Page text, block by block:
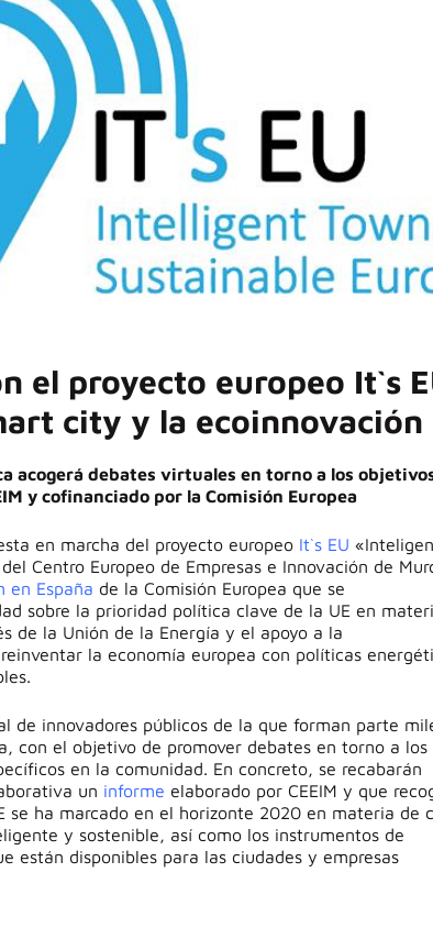
el proyecto europeo It`s
city y la ecoinnovación
acogerá debates virtuales en torno a los
y cofinanciado por la Comisión Europea
en marcha del proyecto europeo It`s EU
Centro Europeo de Empresas e Innovación de
en España de la Comisión Europea que se
sobre la prioridad política clave de la UE en
de la Unión de la Energía y el apoyo a la
la economía europea con políticas
de innovadores públicos de la que forman parte
con el objetivo de promover debates en torno a los
en la comunidad. En concreto, se recabarán
un informe elaborado por CEEIM y que
se ha marcado en el horizonte 2020 en materia de
y sostenible, así como los instrumentos de
están disponibles para las ciudades y empresas